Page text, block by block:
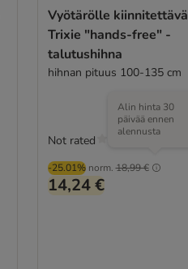
Vyötärölle kiinnitettävä
Trixie "hands-free" -
talutushihna
hihnan pituus 100-135 cm
-25.01% norm. 18,99 €
Alin hinta 30
päivää ennen
alennusta
14,24 €
Not rated